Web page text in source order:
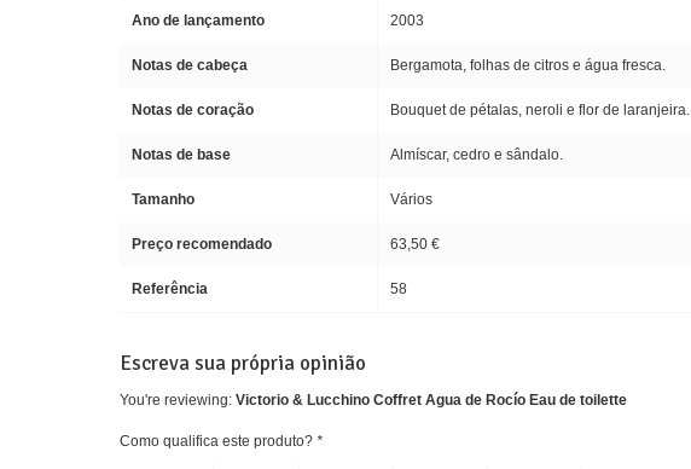
Ano de lançamento 2003
Notas de cabeça Bergamota, folhas de citros e água fresca.
Notas de coração Bouquet de pétalas, neroli e flor de laranjeira.
Notas de base Almíscar, cedro e sândalo.
Tamanho Vários
Preço recomendado 63,50 €
Referência 58
Escreva sua própria opinião
You're reviewing: Victorio & Lucchino Coffret Agua de Rocío Eau de toilette
Como qualifica este produto?*